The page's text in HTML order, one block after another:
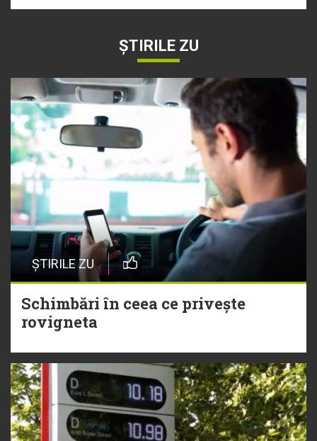
ȘTIRILE ZU
ȘTIRILE ZU
Schimbări în ceea ce privește
rovigneta